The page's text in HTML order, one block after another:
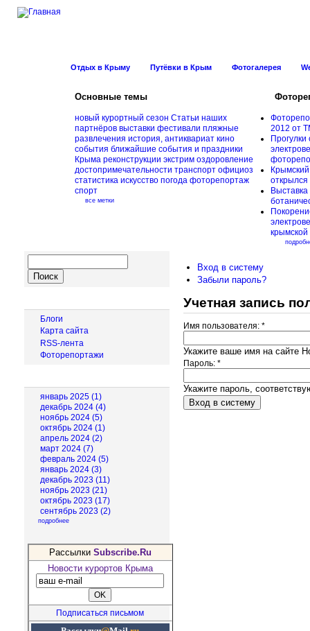
Отдых в Крыму Путёвки в Крым Фотогалерея
Основные темы
новый курортный сезон Статьи наших
партнёров выставки фестивали пляжные
развлечения история, антиквариат кино
события ближайшие события и праздники
Крыма реконструкции экстрим оздоровление
достопримечательности транспорт официоз
статистика искусство погода фоторепортаж
спорт
все метки
2012 от
Прогулки
крымской
Блоги
Карта сайта
RSS-лента
Фоторепортажи
январь 2025 (1)
декабрь 2024 (4)
ноябрь 2024 (5)
октябрь 2024 (1)
апрель 2024 (2)
март 2024 (7)
февраль 2024 (5)
январь 2024 (3)
декабрь 2023 (11)
ноябрь 2023 (21)
октябрь 2023 (17)
сентябрь 2023 (2)
подробнее
Рассылки Subscribe.Ru
Новости курортов Крыма
Подписаться письмом
Вход в систему
Забыли пароль?
Учетная запись
Имя пользователя: *
Укажите ваше имя на сайте
Пароль: *
Укажите пароль,